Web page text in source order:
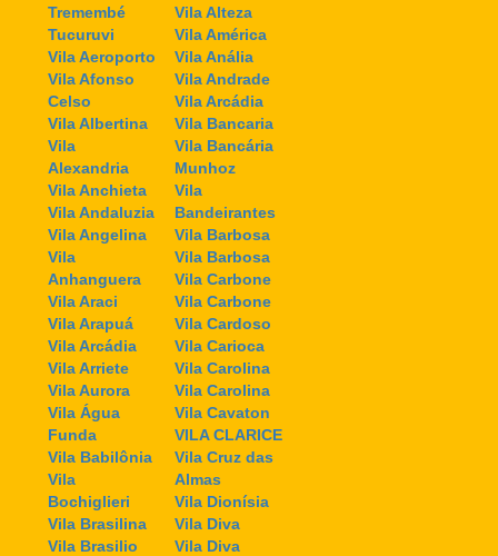
Tremembé
Tucuruvi
Vila Aeroporto
Vila Afonso
Celso
Vila Albertina
Vila
Alexandria
Vila Anchieta
Vila Andaluzia
Vila Angelina
Vila
Anhanguera
Vila Araci
Vila Arapuá
Vila Arcádia
Vila Arriete
Vila Aurora
Vila Água
Funda
Vila Babilônia
Vila
Bochiglieri
Vila Brasilina
Vila Brasilio
Vila Alteza
Vila América
Vila Anália
Vila Andrade
Vila Arcádia
Vila Bancaria
Vila Bancária
Munhoz
Vila
Bandeirantes
Vila Barbosa
Vila Barbosa
Vila Carbone
Vila Carbone
Vila Cardoso
Vila Carioca
Vila Carolina
Vila Carolina
Vila Cavaton
VILA CLARICE
Vila Cruz das
Almas
Vila Dionísia
Vila Diva
Vila Diva